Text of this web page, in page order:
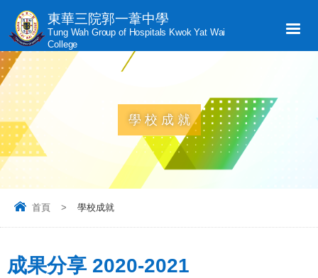
東華三院郭一葦中學
Tung Wah Group of Hospitals Kwok Yat Wai
College
學校成就
首頁 > 學校成就
成果分享 2020-2021